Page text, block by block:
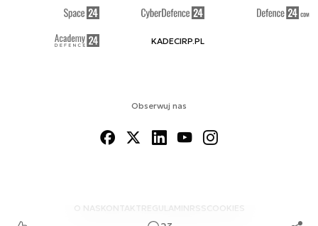
Obserwuj nas
O NAS KONTAKTREGULAMINRSS COOKIES
KADECIRP.PL